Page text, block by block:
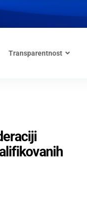
Transparentnost